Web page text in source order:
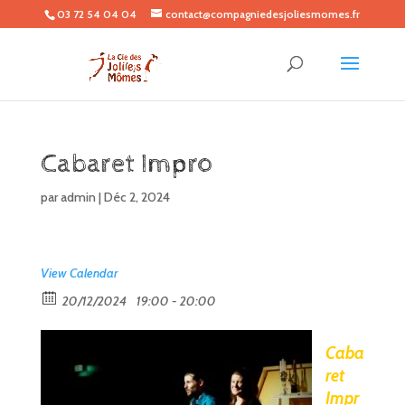
03 72 54 04 04 contact@compagniedesjoliesmomes.fr
Cabaret Impro
paradmin |Déc 2, 2024
View Calendar
20/12/2024
19:00 - 20:00
Caba
ret
Impr